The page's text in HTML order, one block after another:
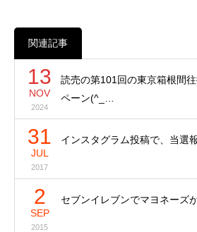
関連記事
13
NOV
2024
読売の第101回の東京箱根間
ペーン(^_…
31
JUL
2017
インスタグラム投稿で、当選
2
SEP
2015
セブンイレブンでマヨネーズ